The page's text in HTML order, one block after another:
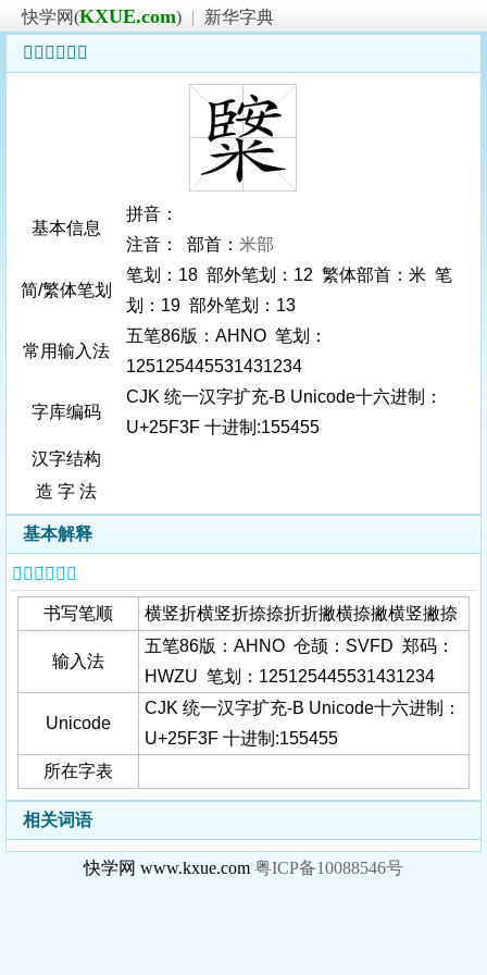
快学网(KXUE.com) |
新华字典
𥼿字基本信息
基本信息
拼音：
注音： 部首： 米部
简/繁体笔划
笔划：18 部外笔划：12 繁体部首：米 笔
划：19 部外笔划：13
常用输入法
五笔86版：AHNO 笔划：
125125445531431234
字库编码
CJK 统一汉字扩充-B Unicode十六进制：
U+25F3F 十进制:155455
汉字结构
造 字 法
基本解释
𥼿字基本信息
书写笔顺 横竖折横竖折捺捺折折撇横捺撇横竖撇捺
输入法
五笔86版：AHNO 仓颉：SVFD 郑码：
HWZU 笔划：125125445531431234
Unicode
CJK 统一汉字扩充-B Unicode十六进制：
U+25F3F 十进制:155455
所在字表
相关词语
快学网 www.kxue.com 粤ICP备10088546号